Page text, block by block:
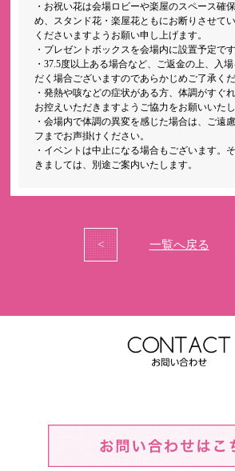
・お祝い花は会場ロビーや楽屋のスペース確
め、スタンド花・楽屋花ともにお断りさせて
くださいますようお願い申し上げます。
・プレゼントボックスを会場内に設置予定です
・37.5度以上ある場合など、ご返金の上、入
だく場合ございますのであらかじめご了承くだ
・発熱や咳などの症状がある方、体調がすぐ
お控えいただきますようご協力をお願いいたし
・会場内で体調の異変を感じた場合は、ご遠
フまでお声掛けください。
・イベントは中止になる場合もございます。
きましては、別途ご案内いたします。
< 一覧へ戻る